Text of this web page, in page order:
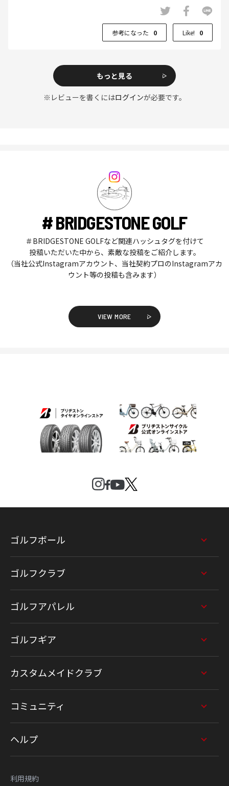
参考になった 0 Like! 0
もっと見る
※レビューを書くにはログインが必要です。
# BRIDGESTONE GOLF
＃BRIDGESTONE GOLFなど関連ハッシュタグを付けて
投稿いただいた中から、素敵な投稿をご紹介します。
（当社公式Instagramアカウント、当社契約プロのInstagramアカ
ウント等の投稿も含みます）
VIEW MORE
ゴルフボール
ゴルフクラブ
ゴルフアパレル
ゴルフギア
カスタムメイドクラブ
コミュニティ
ヘルプ
利用規約